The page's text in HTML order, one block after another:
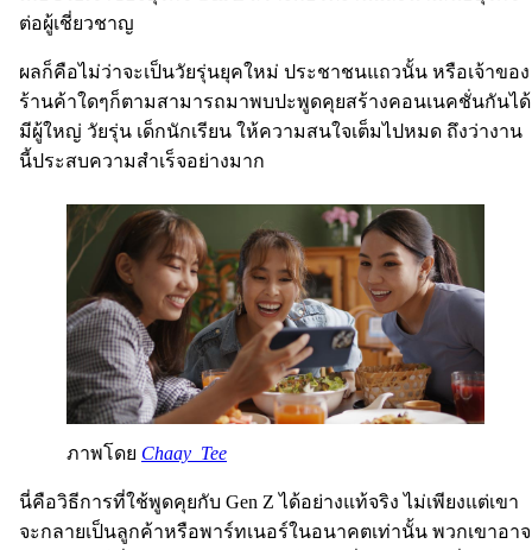
ต่อผู้เชี่ยวชาญ
ผลก็คือไม่ว่าจะเป็นวัยรุ่นยุคใหม่ ประชาชนแถวนั้น หรือเจ้าของ
ร้านค้าใดๆก็ตามสามารถมาพบปะพูดคุยสร้างคอนเนคชั่นกันได้
มีผู้ใหญ่ วัยรุ่น เด็กนักเรียน ให้ความสนใจเต็มไปหมด ถึงว่างาน
นี้ประสบความสำเร็จอย่างมาก
ภาพโดย Chaay_Tee
นี่คือวิธีการที่ใช้พูดคุยกับ Gen Z ได้อย่างแท้จริง ไม่เพียงแต่เขา
จะกลายเป็นลูกค้าหรือพาร์ทเนอร์ในอนาคตเท่านั้น พวกเขาอาจ